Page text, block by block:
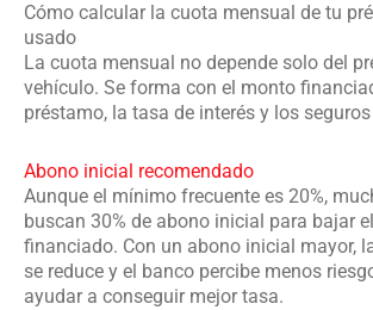
Cómo calcular la cuota mensual de tu
usado
La cuota mensual no depende solo del
vehículo. Se forma con el monto
préstamo, la tasa de interés y los
Abono inicial recomendado
Aunque el mínimo frecuente es 20%,
buscan 30% de abono inicial para bajar
financiado. Con un abono inicial mayor,
se reduce y el banco percibe menos
ayudar a conseguir mejor tasa.